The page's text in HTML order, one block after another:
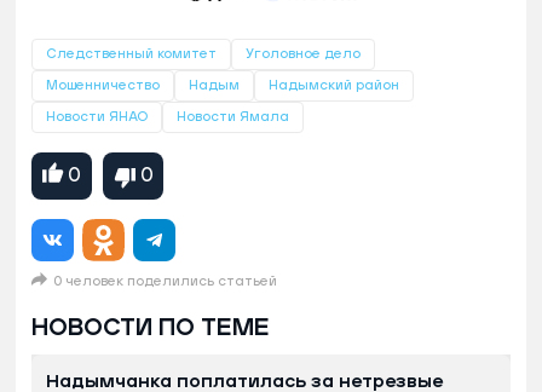
Следственный комитет Уголовное дело
Мошенничество Надым Надымский район
Новости ЯНАО Новости Ямала
0 0
0 человек поделились статьей
НОВОСТИ ПО ТЕМЕ
Надымчанка поплатилась за нетрезвые